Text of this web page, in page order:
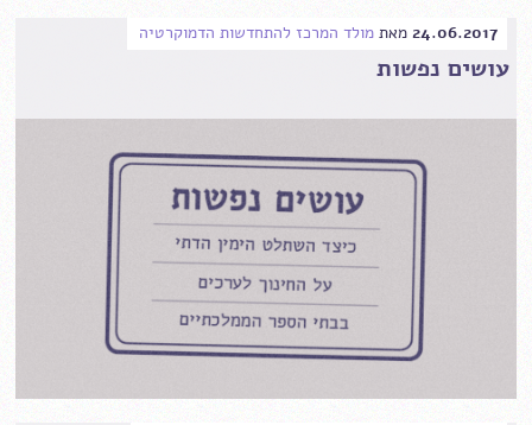
24.06.2017 מאת מולד המרכז להתחדשות הדמוקרטיה
עושים נפשות